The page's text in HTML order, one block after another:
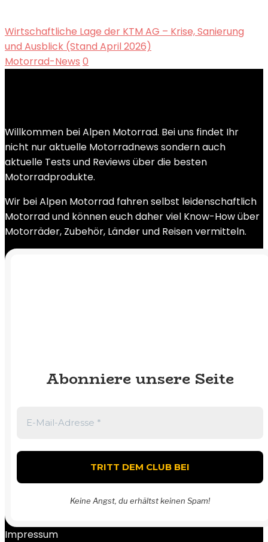
Wirtschaftliche Lage der KTM AG – Krise, Sanierung
und Ausblick (Stand April 2026)
Motorrad-News 0
Willkommen bei Alpen Motorrad. Bei uns findet Ihr
nicht nur aktuelle Motorradnews sondern auch
aktuelle Tests und Reviews über die besten
Motorradprodukte.
Wir bei Alpen Motorrad fahren selbst leidenschaftlich
Motorrad und können euch daher viel Know-How über
Motorräder, Zubehör, Länder und Reisen vermitteln.
Abonniere unsere Seite
Keine Angst, du erhältst keinen Spam!
Impressum